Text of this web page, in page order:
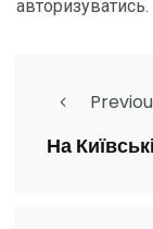
авторизуватись.
На